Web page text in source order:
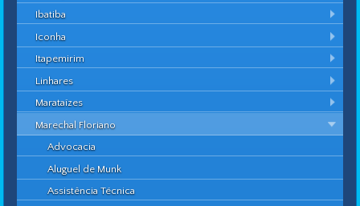
Ibatiba
Iconha
Itapemirim
Linhares
Marataízes
Marechal Floriano
Advocacia
Aluguel de Munk
Assistência Técnica